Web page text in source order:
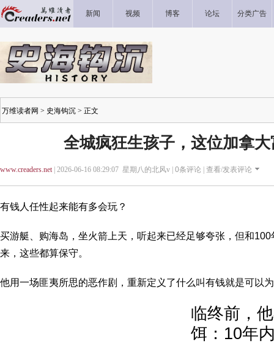
新闻 视频 博客 论坛 分类广告
万维读者网 > 史海钩沉 > 正文
全城疯狂生孩子，这位加拿
www.creaders.net| 2026-06-16 08:29:07 星期八的北风v | 0条评论 | 查看/发表评论
有钱人任性起来能有多会玩？
买游艇、购海岛，坐火箭上天，听起来已经足够夸张，但和
来，这些都算保守。
他用一场匪夷所思的恶作剧，重新定义了什么叫有钱就是可以
临终前，
饵：10年